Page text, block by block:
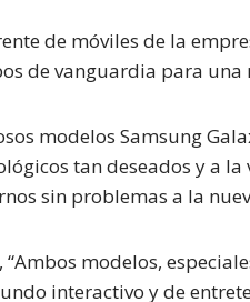
de móviles de la
de vanguardia para una
modelos Samsung
tan deseados y a
sin problemas a la
“Ambos modelos,
interactivo y de